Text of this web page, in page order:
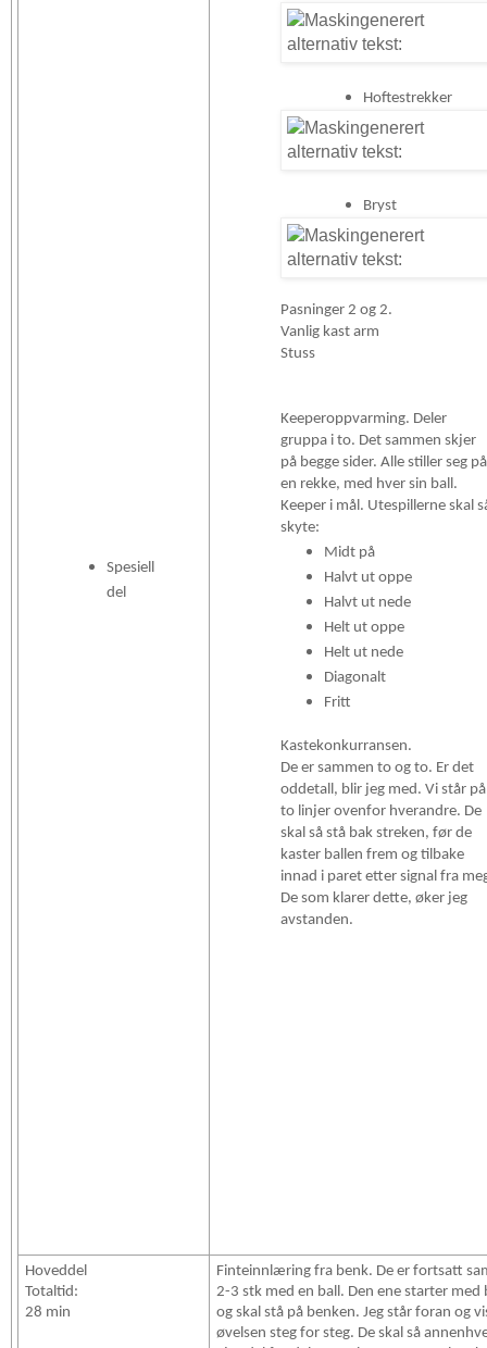
Spesiell
del
Hoftestrekker
Bryst
Pasninger 2 og 2.
Vanlig kast arm
Stuss
Keeperoppvarming. Deler
gruppa i to. Det sammen skjer
på begge sider. Alle stiller seg på
en rekke, med hver sin ball.
Keeper i mål. Utespillerne skal
skyte:
Midt på
Halvt ut oppe
Halvt ut nede
Helt ut oppe
Helt ut nede
Diagonalt
Fritt
Kastekonkurransen.
De er sammen to og to. Er det
oddetall, blir jeg med. Vi står på
to linjer ovenfor hverandre. De
skal så stå bak streken, før de
kaster ballen frem og tilbake
innad i paret etter signal fra
De som klarer dette, øker jeg
avstanden.
Hoveddel
Totaltid:
28 min
Finteinnlæring fra benk. De er fortsatt
2-3 stk med en ball. Den ene starter med
og skal stå på benken. Jeg står foran og
øvelsen steg for steg. De skal så